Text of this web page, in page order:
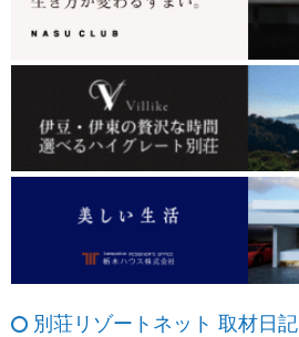
別荘リゾートネット 取材日記